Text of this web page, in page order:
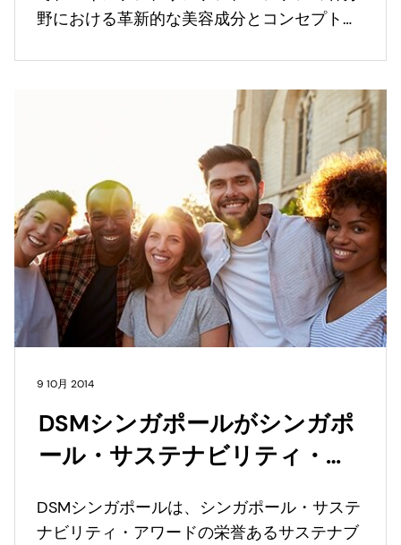
野における革新的な美容成分とコンセプトを
9 10月 2014
DSMシンガポールがシンガポ
ール・サステナビリティ・ア
DSMシンガポールは、シンガポール・サステ
ナビリティ・アワードの栄誉あるサステナブ